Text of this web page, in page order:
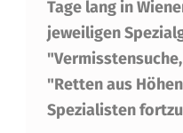
A
U
U
N
Tage lang in
jeweiligen
"Retten aus
Spezialisten